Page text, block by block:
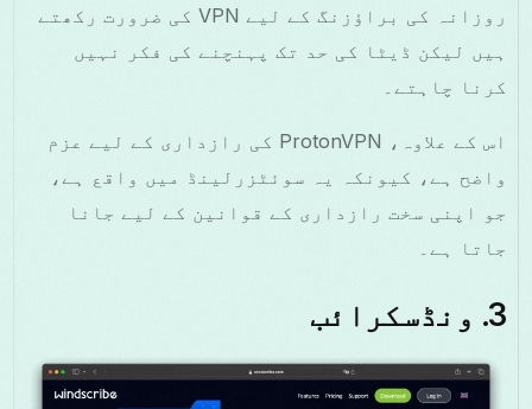
روزانہ کی براؤزنگ کے لیے VPN کی ضرورت رکھتے
ہیں لیکن ڈیٹا کی حد تک پہنچنے کی فکر نہیں
کرنا چاہتے۔
اس کے علاوہ، ProtonVPN کی رازداری کے لیے عزم
واضح ہے، کیونکہ یہ سوئٹزرلینڈ میں واقع ہے،
جو اپنی سخت رازداری کے قوانین کے لیے جانا
جاتا ہے۔
3. ونڈسکرائب